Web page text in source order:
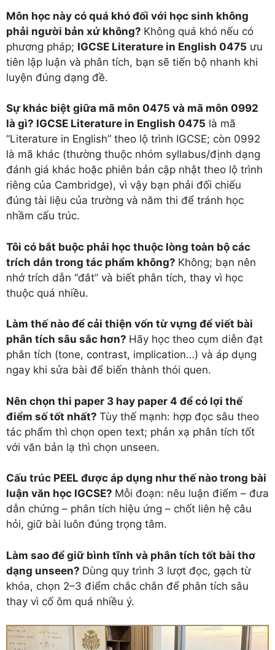
Môn học này có quá khó đối với học sinh không
phải người bản xứ không? Không quá khó nếu có
phương pháp; IGCSE Literature in English 0475 ưu
tiên lập luận và phân tích, bạn sẽ tiến bộ nhanh khi
luyện đúng dạng đề.
Sự khác biệt giữa mã môn 0475 và mã môn 0992
là gì? IGCSE Literature in English 0475 là mã
“Literature in English” theo lộ trình IGCSE; còn 0992
là mã khác (thường thuộc nhóm syllabus/định dạng
đánh giá khác hoặc phiên bản cập nhật theo lộ trình
riêng của Cambridge), vì vậy bạn phải đối chiếu
đúng tài liệu của trường và năm thi để tránh học
nhầm cấu trúc.
Tôi có bắt buộc phải học thuộc lòng toàn bộ các
trích dẫn trong tác phẩm không? Không; bạn nên
nhớ trích dẫn “đắt” và biết phân tích, thay vì học
thuộc quá nhiều.
Làm thế nào để cải thiện vốn từ vựng để viết bài
phân tích sâu sắc hơn? Hãy học theo cụm diễn đạt
phân tích (tone, contrast, implication…) và áp dụng
ngay khi sửa bài để biến thành thói quen.
Nên chọn thi paper 3 hay paper 4 để có lợi thế
điểm số tốt nhất? Tùy thế mạnh: hợp đọc sâu theo
tác phẩm thì chọn open text; phản xạ phân tích tốt
với văn bản lạ thì chọn unseen.
Cấu trúc PEEL được áp dụng như thế nào trong bài
luận văn học IGCSE? Mỗi đoạn: nêu luận điểm – đưa
dẫn chứng – phân tích hiệu ứng – chốt liên hệ câu
hỏi, giữ bài luôn đúng trọng tâm.
Làm sao để giữ bình tĩnh và phân tích tốt bài thơ
dạng unseen? Dùng quy trình 3 lượt đọc, gạch từ
khóa, chọn 2–3 điểm chắc chắn để phân tích sâu
thay vì cố ôm quá nhiều ý.